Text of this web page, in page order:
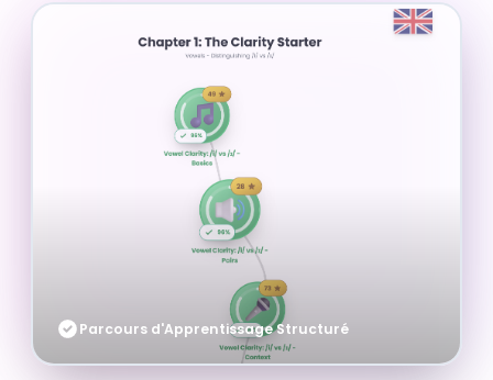
Parcours d'Apprentissage Structuré